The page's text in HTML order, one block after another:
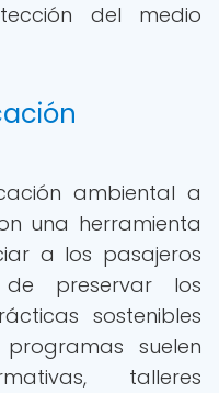
del medio
ambiental a
una herramienta
a los pasajeros
preservar los
sostenibles
suelen
talleres